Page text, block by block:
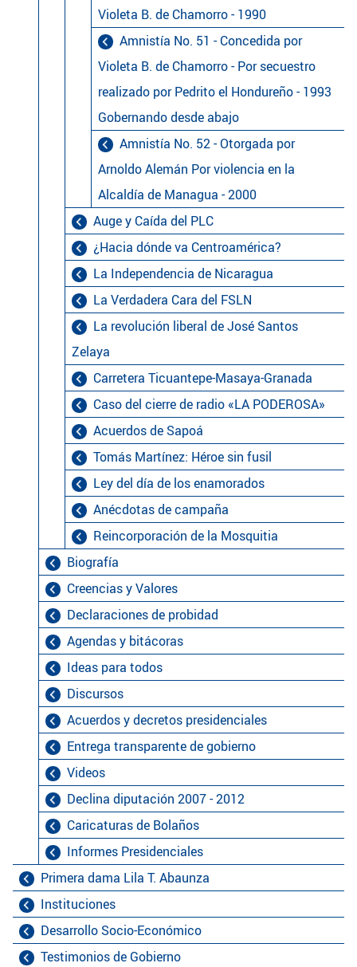
Biografía
Creencias y Valores
Declaraciones de probidad
Auge y Caída del PLC
Violeta B. de Chamorro - 1990
Amnistía No. 51 - Concedida por
Violeta B. de Chamorro - Por secuestro
realizado por Pedrito el Hondureño - 1993
Gobernando desde abajo
Amnistía No. 52 - Otorgada por
Arnoldo Alemán Por violencia en la
Alcaldía de Managua - 2000
¿Hacia dónde va Centroamérica?
La Independencia de Nicaragua
La Verdadera Cara del FSLN
La revolución liberal de José Santos
Zelaya
Carretera Ticuantepe-Masaya-Granada
Caso del cierre de radio «LA PODEROSA»
Acuerdos de Sapoá
Tomás Martínez: Héroe sin fusil
Ley del día de los enamorados
Anécdotas de campaña
Reincorporación de la Mosquitia
Agendas y bitácoras
Ideas para todos
Discursos
Acuerdos y decretos presidenciales
Entrega transparente de gobierno
Videos
Declina diputación 2007 - 2012
Caricaturas de Bolaños
Informes Presidenciales
Primera dama Lila T. Abaunza
Instituciones
Desarrollo Socio-Económico
Testimonios de Gobierno